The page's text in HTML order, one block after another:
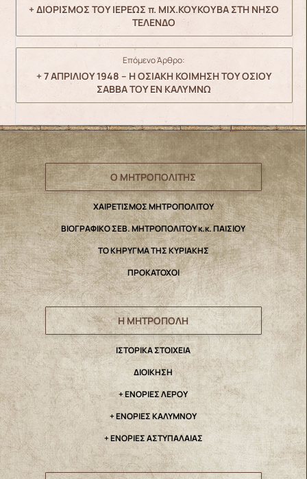
+ ΔΙΟΡΙΣΜΟΣ ΤΟΥ ΙΕΡΕΩΣ π. ΜΙΧ.ΚΟΥΚΟΥΒΑ ΣΤΗ ΝΗΣΟ
ΤΕΛΕΝΔΟ
Επόμενο Άρθρο:
+ 7 ΑΠΡΙΛΙΟΥ 1948 – Η ΟΣΙΑΚΗ ΚΟΙΜΗΣΗ ΤΟΥ ΟΣΙΟΥ
ΣΑΒΒΑ ΤΟΥ ΕΝ ΚΑΛΥΜΝΩ
Ο ΜΗΤΡΟΠΟΛΙΤΗΣ
ΧΑΙΡΕΤΙΣΜΟΣ ΜΗΤΡΟΠΟΛΙΤΟΥ
ΒΙΟΓΡΑΦΙΚΟ ΣΕΒ. ΜΗΤΡΟΠΟΛΙΤΟΥ κ.κ. ΠΑΙΣΙΟΥ
ΤΟ ΚΗΡΥΓΜΑ ΤΗΣ ΚΥΡΙΑΚΗΣ
ΠΡΟΚΑΤΟΧΟΙ
Η ΜΗΤΡΟΠΟΛΗ
IΣΤΟΡΙΚΑ ΣΤΟΙΧΕΙΑ
ΔΙΟΙΚΗΣΗ
+ ΕΝΟΡΙΕΣ ΛΕΡΟΥ
+ ΕΝΟΡΙΕΣ ΚΑΛΥΜΝΟΥ
+ ΕΝΟΡΙΕΣ ΑΣΤΥΠΑΛΑΙΑΣ